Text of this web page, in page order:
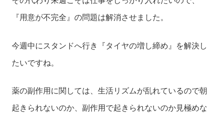
『用意が不完全』の問題は解消させました。
今週中にスタンドへ行き『タイヤの増し締め』を解決し
たいですね。
薬の副作用に関しては、生活リズムが乱れているので朝
起きられないのか、副作用で起きられないのか見極めな